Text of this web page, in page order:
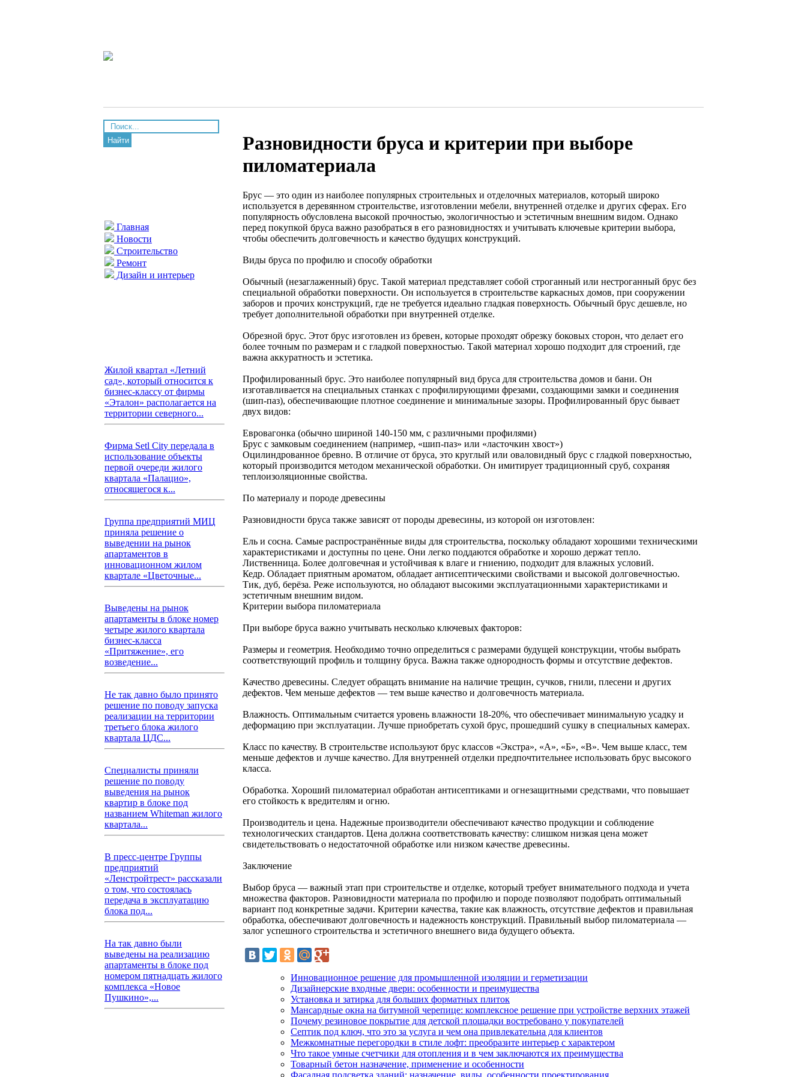
Найти
Главная
Новости
Строительство
Ремонт
Дизайн и интерьер
Жилой квартал «Летний
сад», который относится к
бизнес-классу от фирмы
«Эталон» располагается на
территории северного...
Фирма Setl City передала в
использование объекты
первой очереди жилого
квартала «Палацио»,
относящегося к...
Группа предприятий МИЦ
приняла решение о
выведении на рынок
апартаментов в
инновационном жилом
квартале «Цветочные...
Выведены на рынок
апартаменты в блоке номер
четыре жилого квартала
бизнес-класса
«Притяжение», его
возведение...
Не так давно было принято
решение по поводу запуска
реализации на территории
третьего блока жилого
квартала ЦДС...
Специалисты приняли
решение по поводу
выведения на рынок
квартир в блоке под
названием Whiteman жилого
квартала...
В пресс-центре Группы
предприятий
«Ленстройтрест» рассказали
о том, что состоялась
передача в эксплуатацию
блока под...
На так давно были
выведены на реализацию
апартаменты в блоке под
номером пятнадцать жилого
комплекса «Новое
Пушкино»,...
Разновидности бруса и критерии при выборе
пиломатериала
Брус — это один из наиболее популярных строительных и отделочных материалов, который широко
используется в деревянном строительстве, изготовлении мебели, внутренней отделке и других сферах. Его
популярность обусловлена высокой прочностью, экологичностью и эстетичным внешним видом. Однако
перед покупкой бруса важно разобраться в его разновидностях и учитывать ключевые критерии выбора,
чтобы обеспечить долговечность и качество будущих конструкций.
Виды бруса по профилю и способу обработки
Обычный (незаглаженный) брус. Такой материал представляет собой строганный или нестроганный брус без
специальной обработки поверхности. Он используется в строительстве каркасных домов, при сооружении
заборов и прочих конструкций, где не требуется идеально гладкая поверхность. Обычный брус дешевле, но
требует дополнительной обработки при внутренней отделке.
Обрезной брус. Этот брус изготовлен из бревен, которые проходят обрезку боковых сторон, что делает его
более точным по размерам и с гладкой поверхностью. Такой материал хорошо подходит для строений, где
важна аккуратность и эстетика.
Профилированный брус. Это наиболее популярный вид бруса для строительства домов и бани. Он
изготавливается на специальных станках с профилирующими фрезами, создающими замки и соединения
(шип-паз), обеспечивающие плотное соединение и минимальные зазоры. Профилированный брус бывает
двух видов:
Евровагонка (обычно шириной 140-150 мм, с различными профилями)
Брус с замковым соединением (например, «шип-паз» или «ласточкин хвост»)
Оцилиндрованное бревно. В отличие от бруса, это круглый или оваловидный брус с гладкой поверхностью,
который производится методом механической обработки. Он имитирует традиционный сруб, сохраняя
теплоизоляционные свойства.
По материалу и породе древесины
Разновидности бруса также зависят от породы древесины, из которой он изготовлен:
Ель и сосна. Самые распространённые виды для строительства, поскольку обладают хорошими техническими
характеристиками и доступны по цене. Они легко поддаются обработке и хорошо держат тепло.
Лиственница. Более долговечная и устойчивая к влаге и гниению, подходит для влажных условий.
Кедр. Обладает приятным ароматом, обладает антисептическими свойствами и высокой долговечностью.
Тик, дуб, берёза. Реже используются, но обладают высокими эксплуатационными характеристиками и
эстетичным внешним видом.
Критерии выбора пиломатериала
При выборе бруса важно учитывать несколько ключевых факторов:
Размеры и геометрия. Необходимо точно определиться с размерами будущей конструкции, чтобы выбрать
соответствующий профиль и толщину бруса. Важна также однородность формы и отсутствие дефектов.
Качество древесины. Следует обращать внимание на наличие трещин, сучков, гнили, плесени и других
дефектов. Чем меньше дефектов — тем выше качество и долговечность материала.
Влажность. Оптимальным считается уровень влажности 18-20%, что обеспечивает минимальную усадку и
деформацию при эксплуатации. Лучше приобретать сухой брус, прошедший сушку в специальных камерах.
Класс по качеству. В строительстве используют брус классов «Экстра», «А», «Б», «В». Чем выше класс, тем
меньше дефектов и лучше качество. Для внутренней отделки предпочтительнее использовать брус высокого
класса.
Обработка. Хороший пиломатериал обработан антисептиками и огнезащитными средствами, что повышает
его стойкость к вредителям и огню.
Производитель и цена. Надежные производители обеспечивают качество продукции и соблюдение
технологических стандартов. Цена должна соответствовать качеству: слишком низкая цена может
свидетельствовать о недостаточной обработке или низком качестве древесины.
Заключение
Выбор бруса — важный этап при строительстве и отделке, который требует внимательного подхода и учета
множества факторов. Разновидности материала по профилю и породе позволяют подобрать оптимальный
вариант под конкретные задачи. Критерии качества, такие как влажность, отсутствие дефектов и правильная
обработка, обеспечивают долговечность и надежность конструкций. Правильный выбор пиломатериала —
залог успешного строительства и эстетичного внешнего вида будущего объекта.
Инновационное решение для промышленной изоляции и герметизации
Дизайнерские входные двери: особенности и преимущества
Установка и затирка для больших форматных плиток
Мансардные окна на битумной черепице: комплексное решение при устройстве верхних этажей
Почему резиновое покрытие для детской площадки востребовано у покупателей
Септик под ключ, что это за услуга и чем она привлекательна для клиентов
Межкомнатные перегородки в стиле лофт: преобразите интерьер с характером
Что такое умные счетчики для отопления и в чем заключаются их преимущества
Товарный бетон назначение, применение и особенности
Фасадная подсветка зданий: назначение, виды, особенности проектирования